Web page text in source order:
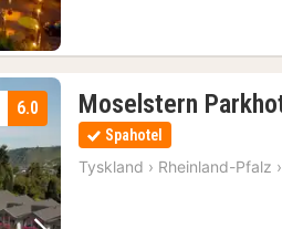
6.0 Moselstern
Spahotel
Tyskland › Rheinland-Pfalz ›